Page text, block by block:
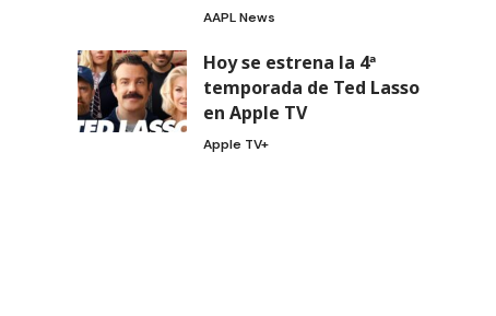
AAPL News
Hoy se estrena la 4ª
temporada de Ted Lasso
en Apple TV
Apple TV+